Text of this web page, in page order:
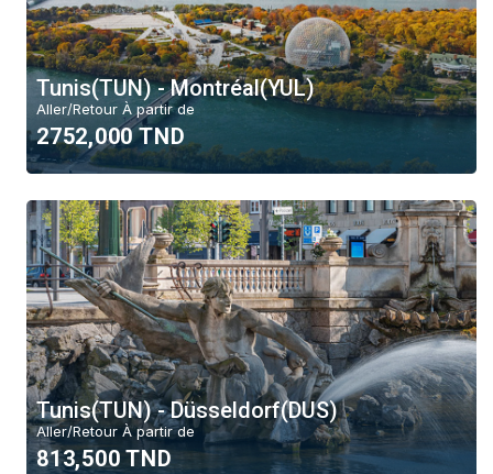
Tunis(TUN) - Montréal(YUL)
Aller/Retour À partir de
2752,000 TND
Tunis(TUN) - Düsseldorf(DUS)
Aller/Retour À partir de
813,500 TND